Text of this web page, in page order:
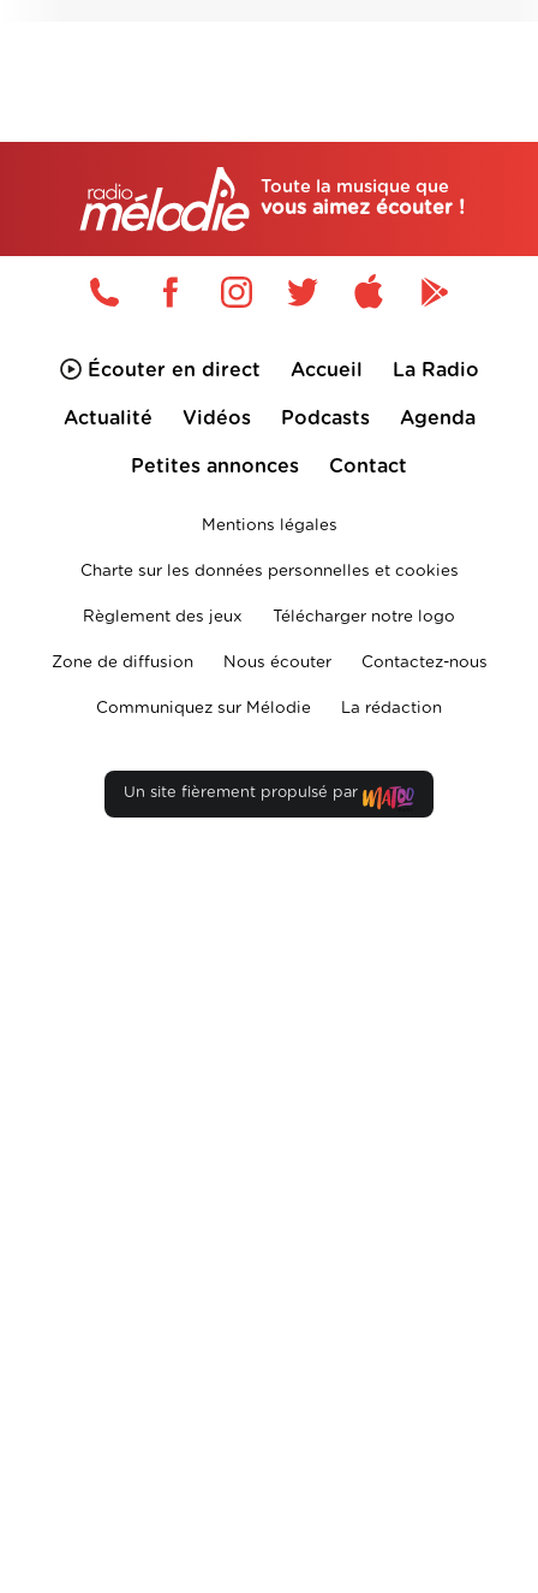
Toute la musique que
vous aimez écouter !
Écouter en direct Accueil La Radio
Actualité Vidéos Podcasts Agenda
Petites annonces Contact
Mentions légales
Charte sur les données personnelles et cookies
Règlement des jeux Télécharger notre logo
Zone de diffusion Nous écouter Contactez-nous
Communiquez sur Mélodie La rédaction
Un site fièrement propulsé par